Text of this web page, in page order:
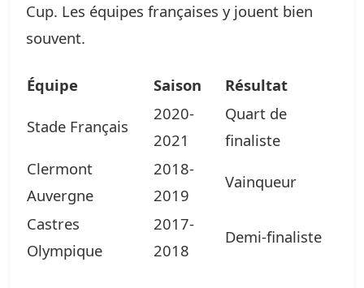
Cup. Les équipes françaises y jouent bien
souvent.
Équipe Saison Résultat
Stade Français
2020-
2021
Quart de
finaliste
Clermont
Auvergne
2018-
2019
Vainqueur
Castres
Olympique
2017-
2018
Demi-finaliste